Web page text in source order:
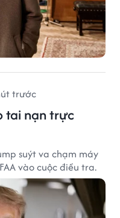
trước
tai nạn trực
suýt va chạm máy
vào cuộc điều tra.